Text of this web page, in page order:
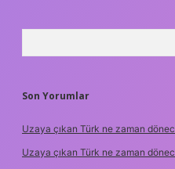
Son Yorumlar
Uzaya çıkan Türk ne zaman
Uzaya çıkan Türk ne zaman